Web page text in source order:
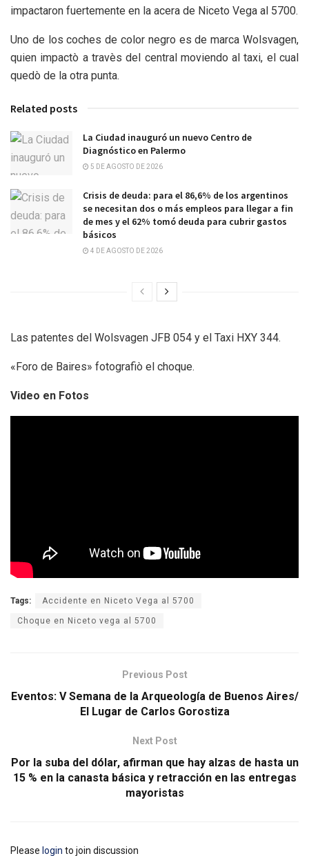
impactaron fuertemente en la acera de Niceto Vega al 5700.
Uno de los coches de color negro es de marca Wolsvagen,
quien impactò a travès del central moviendo al taxi, el cual
quedò de la otra punta.
Related posts
La Ciudad inauguró un nuevo Centro de
Diagnóstico en Palermo
5 DE AGOSTO DE 2026
Crisis de deuda: para el 86,6% de los argentinos
se necesitan dos o más empleos para llegar a fin
de mes y el 62% tomó deuda para cubrir gastos
básicos
4 DE AGOSTO DE 2026
Las patentes del Wolsvagen JFB 054 y el Taxi HXY 344.
«Foro de Baires» fotografiò el choque.
Video en Fotos
Tags: Accidente en Niceto Vega al 5700
Choque en Niceto vega al 5700
Previous Post
Eventos: V Semana de la Arqueología de Buenos Aires/
El Lugar de Carlos Gorostiza
Next Post
Por la suba del dólar, afirman que hay alzas de hasta un
15 % en la canasta básica y retracción en las entregas
mayoristas
Please login to join discussion